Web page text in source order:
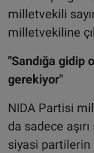
milletvekili
milletvekiline
"Sandığa gidip
gerekiyor"
NIDA Partisi
da sadece
siyasi